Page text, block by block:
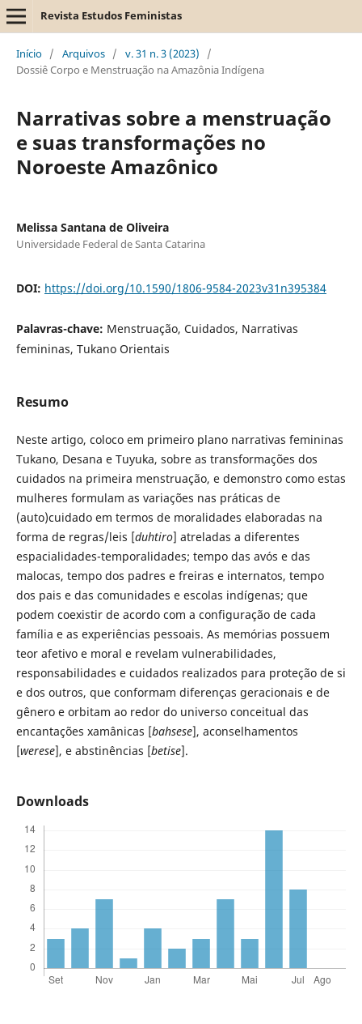
Revista Estudos Feministas
Início / Arquivos / v. 31 n. 3 (2023)
/
Dossiê Corpo e Menstruação na Amazônia Indígena
Narrativas sobre a menstruação
e suas transformações no
Noroeste Amazônico
Melissa Santana de Oliveira
Universidade Federal de Santa Catarina
DOI: https://doi.org/10.1590/1806-9584-2023v31n395384
Palavras-chave: Menstruação, Cuidados, Narrativas
femininas, Tukano Orientais
Resumo
Neste artigo, coloco em primeiro plano narrativas femininas
Tukano, Desana e Tuyuka, sobre as transformações dos
cuidados na primeira menstruação, e demonstro como estas
mulheres formulam as variações nas práticas de
(auto)cuidado em termos de moralidades elaboradas na
forma de regras/leis [duhtiro] atreladas a diferentes
espacialidades-temporalidades; tempo das avós e das
malocas, tempo dos padres e freiras e internatos, tempo
dos pais e das comunidades e escolas indígenas; que
podem coexistir de acordo com a configuração de cada
família e as experiências pessoais. As memórias possuem
teor afetivo e moral e revelam vulnerabilidades,
responsabilidades e cuidados realizados para proteção de si
e dos outros, que conformam diferenças geracionais e de
gênero e orbitam ao redor do universo conceitual das
encantações xamânicas [bahsese], aconselhamentos
[werese], e abstinências [betise].
Downloads